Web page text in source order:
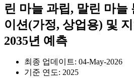
린 마늘 과립, 말린 마늘
이션(가정, 상업용) 및
2035년 예측
최종 업데이트: 04-May-2026
기준 연도: 2025